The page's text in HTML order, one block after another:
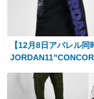
【12月8日アパレル